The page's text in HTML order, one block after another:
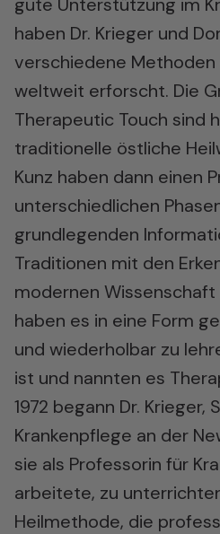
haben Dr. Krieger und
verschiedene Methoden
weltweit erforscht. Die
Therapeutic Touch sind
traditionelle östliche
Kunz haben dann einen
unterschiedlichen
grundlegenden
Traditionen mit den
modernen
haben es in eine Form
und wiederholbar zu
ist und nannten es
1972 begann Dr. Krieger,
Krankenpflege an der
sie als Professorin für
arbeitete, zu
Heilmethode, die